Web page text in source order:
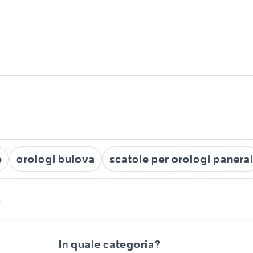
orologi bulova scatole per orologi panerai
In quale categoria?